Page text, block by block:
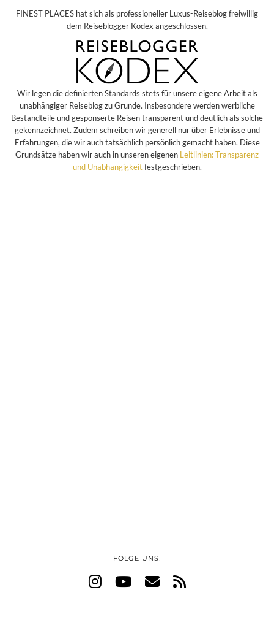
FINEST PLACES hat sich als professioneller Luxus-Reiseblog freiwillig
dem Reiseblogger Kodex angeschlossen.
Wir legen die definierten Standards stets für unsere eigene Arbeit als
unabhängiger Reiseblog zu Grunde. Insbesondere werden werbliche
Bestandteile und gesponserte Reisen transparent und deutlich als solche
gekennzeichnet. Zudem schreiben wir generell nur über Erlebnisse und
Erfahrungen, die wir auch tatsächlich persönlich gemacht haben. Diese
Grundsätze haben wir auch in unseren eigenen Leitlinien: Transparenz
und Unabhängigkeitfestgeschrieben.
FOLGE UNS!